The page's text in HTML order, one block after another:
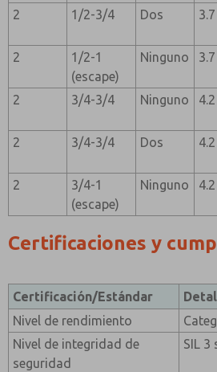
2 1/2-3/4 Dos 3.7
2
1/2-1
(escape)
Ninguno 3.7
2 3/4-3/4 Ninguno 4.2
2 3/4-3/4 Dos 4.2
2
3/4-1
(escape)
Ninguno 4.2
Certificaciones y
Certificación/Estándar
Nivel de rendimiento
Nivel de integridad de
seguridad
SIL 3